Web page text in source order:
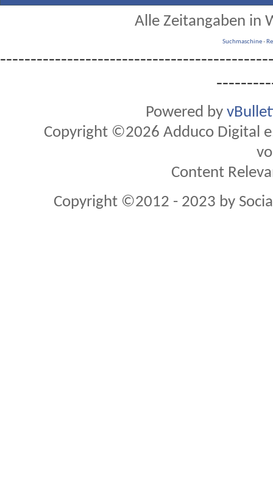
Alle Zeitangaben in
Suchmaschine-
Powered by
Copyright ©2026 Adduco Digital
Content
Copyright ©2012 - 2023 by